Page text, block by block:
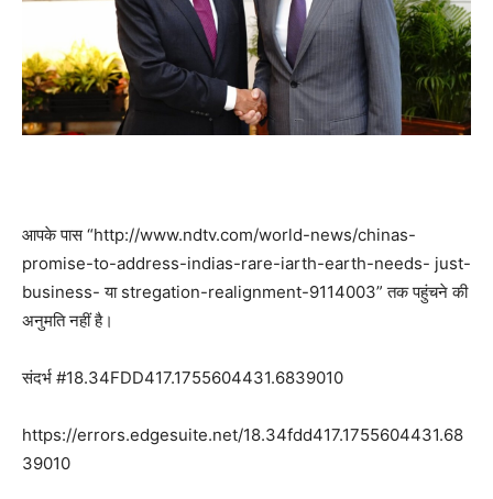
आपके पास “http://www.ndtv.com/world-news/chinas-
promise-to-address-indias-rare-iarth-earth-needs- just-
business- या stregation-realignment-9114003” तक पहुंचने की
अनुमति नहीं है।
संदर्भ #18.34FDD417.1755604431.6839010
https://errors.edgesuite.net/18.34fdd417.1755604431.68
39010